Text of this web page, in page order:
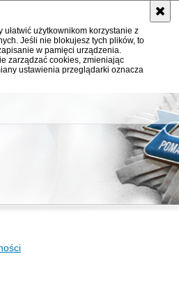
użytkownikom korzystanie z
Jeśli nie blokujesz tych plików, to
w pamięci urządzenia.
zarządzać cookies, zmieniając
ustawienia przeglądarki oznacza